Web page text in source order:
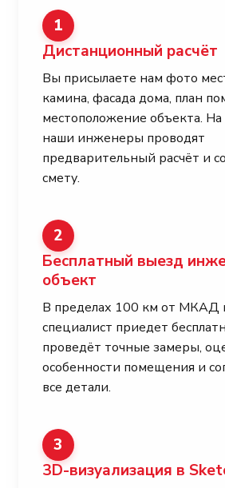
1
Дистанционный расчёт
Вы присылаете нам фото
камина, фасада дома, план
местоположение объекта. На
наши инженеры проводят
предварительный расчёт и
смету.
2
Бесплатный выезд
объект
В пределах 100 км от МКАД
специалист приедет
проведёт точные замеры,
особенности помещения и
все детали.
3
3D-визуализация в